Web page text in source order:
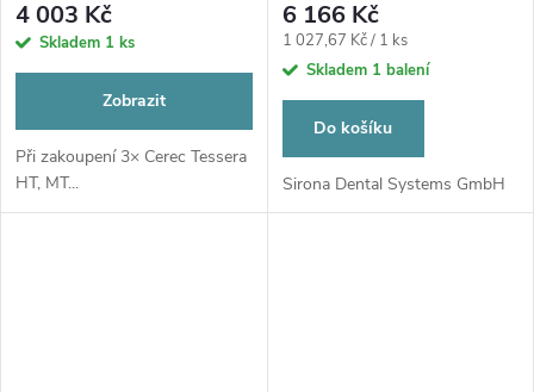
4 003 Kč
Skladem 1 ks
Zobrazit
Při zakoupení 3× Cerec Tessera
HT, MT...
6 166 Kč
Měrná
cena:
1 027,67 Kč / 1 ks
Skladem 1 balení
Do košíku
Sirona Dental Systems GmbH